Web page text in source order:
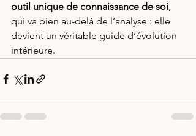
outil unique de connaissance de soi,
qui va bien au-delà de l’analyse : elle
devient un véritable guide d’évolution
intérieure.